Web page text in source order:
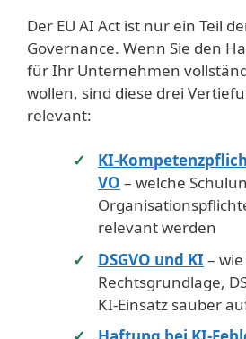
Der EU AI Act ist nur ein Teil
Governance. Wenn Sie den
für Ihr Unternehmen
wollen, sind diese drei
relevant:
KI-
VO – welche
relevant werden
DSGVO und KI –
Rechtsgrundlage,
KI-Einsatz sauber